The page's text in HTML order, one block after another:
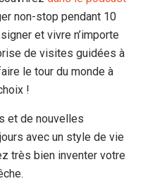
non-stop pendant 10
et vivre n’importe
de visites guidées à
le tour du monde à
!
et de nouvelles
avec un style de vie
très bien inventer votre